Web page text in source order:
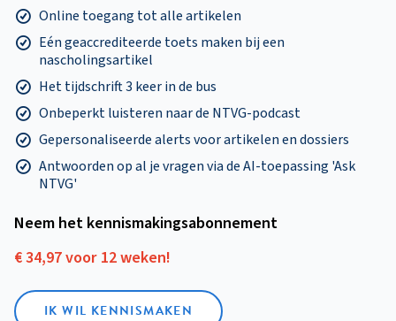
Online toegang tot alle artikelen
Eén geaccrediteerde toets maken bij een
nascholingsartikel
Het tijdschrift 3 keer in de bus
Onbeperkt luisteren naar de NTVG-podcast
Gepersonaliseerde alerts voor artikelen en dossiers
Antwoorden op al je vragen via de AI-toepassing 'Ask
NTVG'
Neem het kennismakings­abonnement
€ 34,97 voor 12 weken!
IK WIL KENNISMAKEN